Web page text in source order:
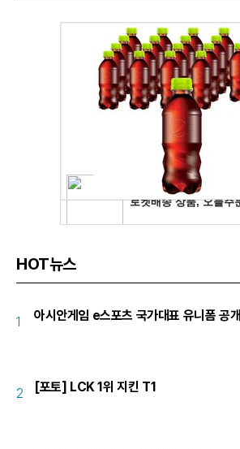
HOT뉴스
1 아시안게임 e스포츠 국가대표 유니폼 공개
2 [포토] LCK 1위 지킨 T1